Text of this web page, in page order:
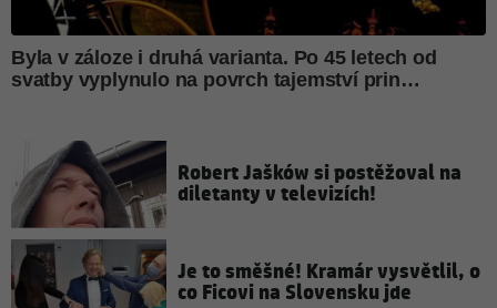
Robert Jašków si postěžoval na
diletanty v televizích!
Je to směšné! Kramár vysvětlil, o
co Ficovi na Slovensku jde